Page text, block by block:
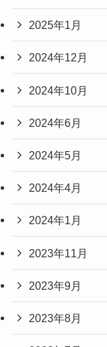
2025年1月
2024年12月
2024年10月
2024年6月
2024年5月
2024年4月
2024年1月
2023年11月
2023年9月
2023年8月